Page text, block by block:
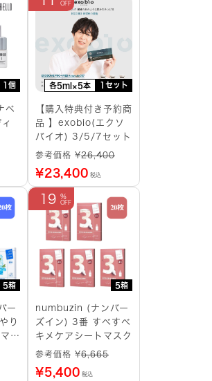
1個
ベ
各5ml×5本 1セット
【購入特典付き予約商
品 】exobio(エクソ
バイオ) 3/5/7セット
参考価格 ¥26,400
¥23,400 税込
5箱
ー
り
ス
5箱
19
numbuzin (ナンバー
ズイン) 3番 すべすべ
キメケアシートマスク
参考価格 ¥6,665
¥5,400 税込